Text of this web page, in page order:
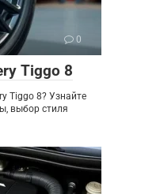
0
Tiggo 8
Tiggo 8? Узнайте
выбор стиля